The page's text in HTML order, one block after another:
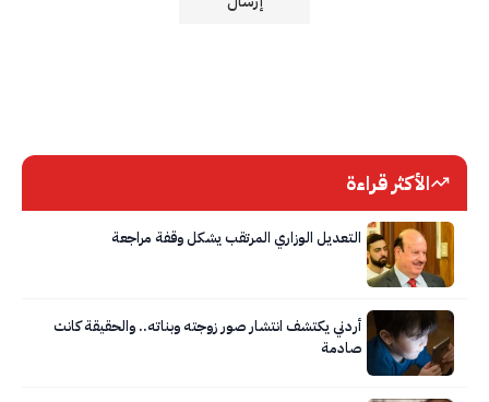
الأكثر قراءة
التعديل الوزاري المرتقب يشكل وقفة مراجعة
أردني يكتشف انتشار صور زوجته وبناته.. والحقيقة كانت
صادمة